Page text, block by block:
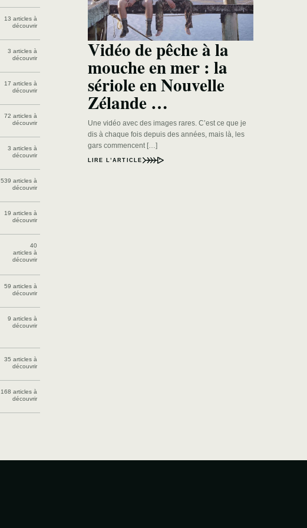
13 articles à
découvrir
3 articles à
découvrir
17 articles à
découvrir
72 articles à
découvrir
3 articles à
découvrir
539 articles à
découvrir
19 articles à
découvrir
40
articles à
découvrir
59 articles à
découvrir
9 articles à
découvrir
35 articles à
découvrir
168 articles à
découvrir
Vidéo de pêche à la
mouche en mer : la
sériole en Nouvelle
Zélande …
Une vidéo avec des images rares. C’est ce que je
dis à chaque fois depuis des années, mais là, les
gars commencent […]
LIRE L’ARTICLE